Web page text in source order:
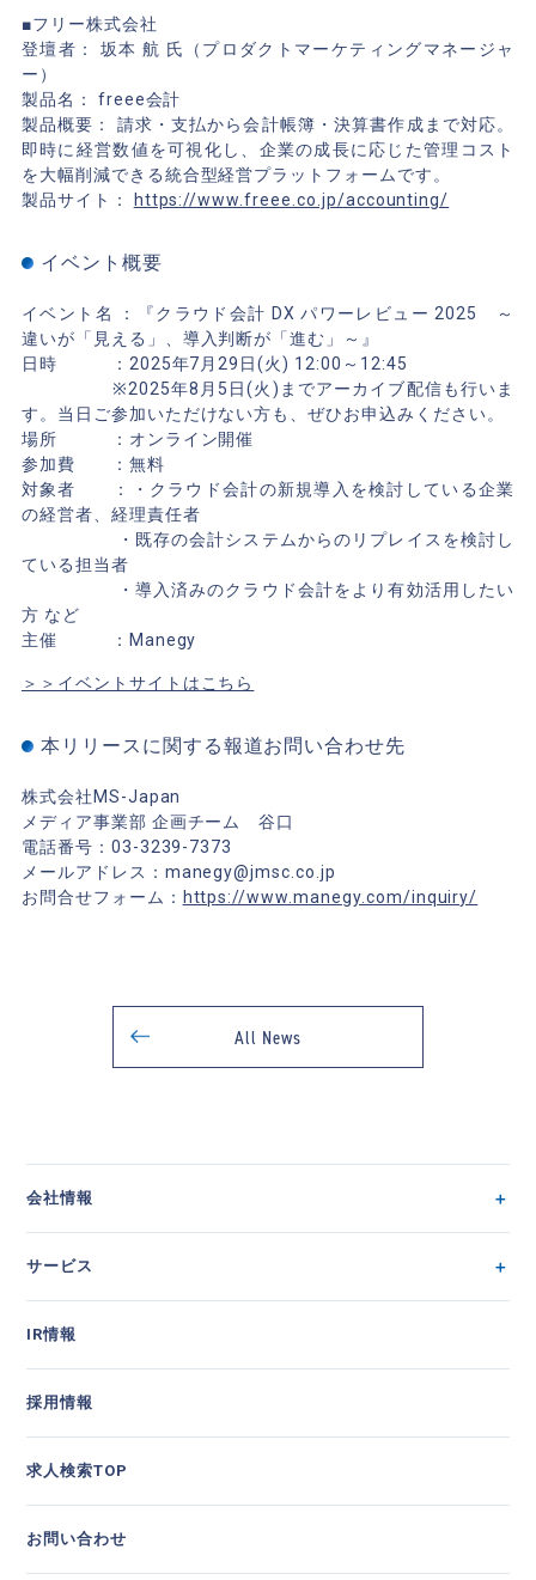
■フリー株式会社
登壇者： 坂本 航 氏（プロダクトマーケティングマネージャ
ー）
製品名： freee会計
製品概要： 請求・支払から会計帳簿・決算書作成まで対応。
即時に経営数値を可視化し、企業の成長に応じた管理コスト
を大幅削減できる統合型経営プラットフォームです。
製品サイト：
https://www.freee.co.jp/accounting/
イベント概要
イベント名 ：『クラウド会計 DX パワーレビュー 2025 ～
違いが「見える」、導入判断が「進む」～』
日時 ：2025年7月29日(火) 12:00～12:45
※2025年8月5日(火)までアーカイブ配信も行いま
す。当日ご参加いただけない方も、ぜひお申込みください。
場所 ：オンライン開催
参加費 ：無料
対象者 ：・クラウド会計の新規導入を検討している企業
の経営者、経理責任者
・既存の会計システムからのリプレイスを検討し
ている担当者
・導入済みのクラウド会計をより有効活用したい
方 など
主催 ：Manegy
＞＞イベントサイトはこちら
本リリースに関する報道お問い合わせ先
株式会社MS-Japan
メディア事業部 企画チーム 谷口
電話番号：03-3239-7373
メールアドレス： manegy@jmsc.co.jp
お問合せフォーム： https://www.manegy.com/inquiry/
All News
会社情報
サービス
IR情報
採用情報
求人検索TOP
お問い合わせ